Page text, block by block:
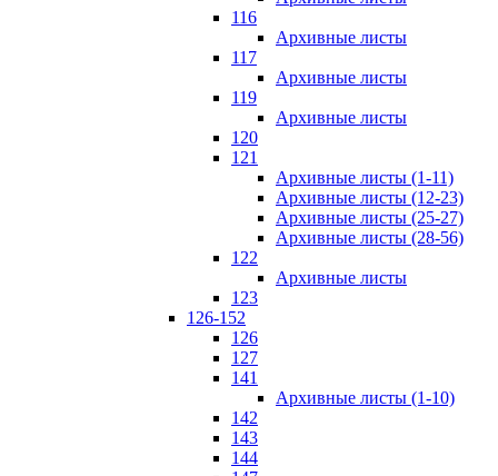
116
Архивные листы
117
Архивные листы
119
Архивные листы
120
121
Архивные листы (1-11)
Архивные листы (12-23)
Архивные листы (25-27)
Архивные листы (28-56)
122
Архивные листы
123
126-152
126
127
141
Архивные листы (1-10)
142
143
144